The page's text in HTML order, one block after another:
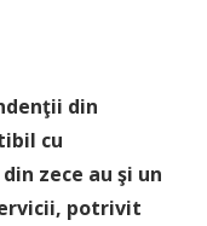
din
cu
zece au şi un
potrivit